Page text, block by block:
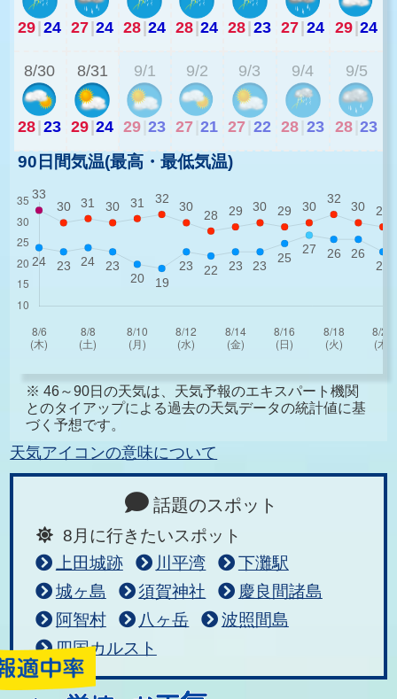
29|24 27|24 28|24 28|24 28|23 27|24 29|24
8/30
28|23
8/31
29|24
9/1
29 23
9/2
27 21
9/3
27 22
9/4
28 23
9/5
28 23
90日間気温(最高・最低気温)
※ 46～90日の天気は、天気予報のエキスパート機関
とのタイアップによる過去の天気データの統計値に基
づく予想です。
天気アイコンの意味について
話題のスポット
8月に行きたいスポット
上田城跡
川平湾
下灘駅
城ヶ島
須賀神社
慶良間諸島
阿智村
八ヶ岳
波照間島
四国カルスト